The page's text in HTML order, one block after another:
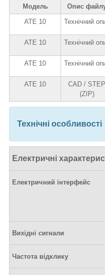
Модель Опис
ATE 10
Технічний
ATE 10 Технічний
ATE 10 Технічний
ATE 10
CAD / STEP
(ZIP)
Технічні особливості
Електричні
Електричний інтерфейс
Вихідні сигнали
Частота відклику